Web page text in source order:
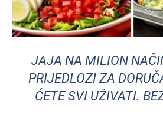
JAJA NA MILION
PRIJEDLOZI ZA
ĆETE SVI UŽIVATI.